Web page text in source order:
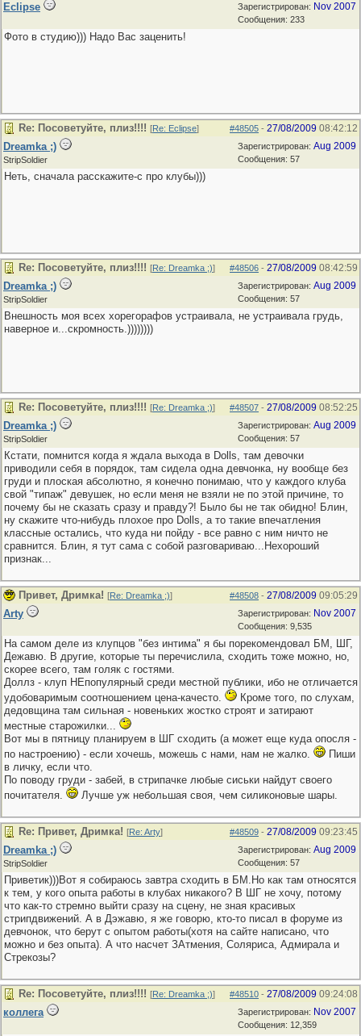
Зарегистрирован: Nov 2007
Сообщения: 233
Eclipse
Фото в студию))) Надо Вас заценить!
#48505 - 27/08/2009 08:42:12
Re: Посоветуйте, плиз!!!! [Re: Eclipse]
Зарегистрирован: Aug 2009
Сообщения: 57
Dreamka ;)
StripSoldier
Неть, сначала расскажите-с про клубы)))
#48506 - 27/08/2009 08:42:59
Re: Посоветуйте, плиз!!!! [Re: Dreamka ;)]
Зарегистрирован: Aug 2009
Сообщения: 57
Dreamka ;)
StripSoldier
Внешность моя всех хорегорафов устраивала, не устраивала грудь,
наверное и...скромность.))))))))
#48507 - 27/08/2009 08:52:25
Re: Посоветуйте, плиз!!!! [Re: Dreamka ;)]
Зарегистрирован: Aug 2009
Сообщения: 57
Dreamka ;)
StripSoldier
Кстати, помнится когда я ждала выхода в Dolls, там девочки
приводили себя в порядок, там сидела одна девчонка, ну вообще без
груди и плоская абсолютно, я конечно понимаю, что у каждого клуба
свой "типаж" девушек, но если меня не взяли не по этой причине, то
почему бы не сказать сразу и правду?! Было бы не так обидно! Блин,
ну скажите что-нибудь плохое про Dolls, а то такие впечатления
классные остались, что куда ни пойду - все равно с ним ничто не
сравнится. Блин, я тут сама с собой разговариваю...Нехороший
признак...
#48508 - 27/08/2009 09:05:29
Привет, Дримка! [Re: Dreamka ;)]
Зарегистрирован: Nov 2007
Сообщения: 9,535
Arty
На самом деле из клупцов "без интима" я бы порекомендовал БМ, ШГ,
Дежавю. В другие, которые ты перечислила, сходить тоже можно, но,
скорее всего, там голяк с гостями.
Доллз - клуп НЕпопулярный среди местной публики, ибо не отличается
удобоваримым соотношением цена-качесто.
Кроме того, по слухам,
дедовщина там сильная - новеньких жостко строят и затирают
местные старожилки...
Вот мы в пятницу планируем в ШГ сходить (а может еще куда опосля -
по настроению) - если хочешь, можешь с нами, нам не жалко.
Пиши
в личку, если что.
По поводу груди - забей, в стрипачке любые сиськи найдут своего
почитателя.
Лучше уж небольшая своя, чем силиконовые шары.
#48509 - 27/08/2009 09:23:45
Re: Привет, Дримка! [Re: Arty]
Зарегистрирован: Aug 2009
Сообщения: 57
Dreamka ;)
StripSoldier
Приветик)))Вот я собираюсь завтра сходить в БМ.Но как там относятся
к тем, у кого опыта работы в клубах никакого? В ШГ не хочу, потому
что как-то стремно выйти сразу на сцену, не зная красивых
стрипдвижений. А в Дэжавю, я же говорю, кто-то писал в форуме из
девчонок, что берут с опытом работы(хотя на сайте написано, что
можно и без опыта). А что насчет ЗАтмения, Соляриса, Адмирала и
Стрекозы?
#48510 - 27/08/2009 09:24:08
Re: Посоветуйте, плиз!!!! [Re: Dreamka ;)]
Зарегистрирован: Nov 2007
Сообщения: 12,359
коллега